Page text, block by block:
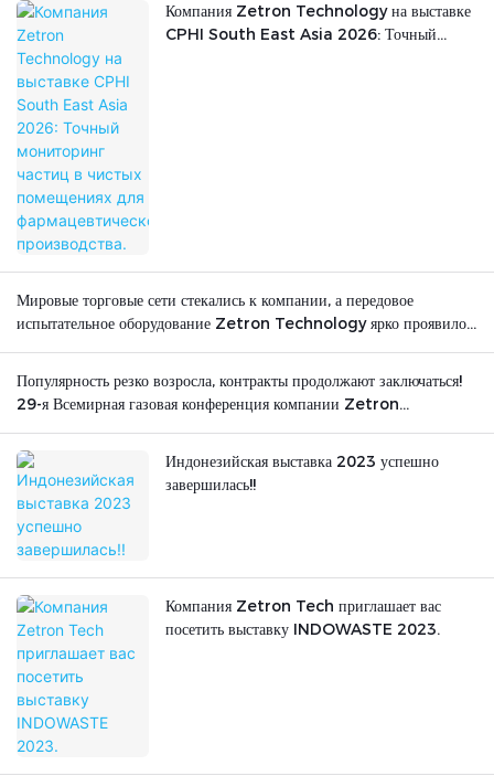
Компания Zetron Technology на выставке
CPHI South East Asia 2026: Точный
Мировые торговые сети стекались к компании, а передовое
испытательное оборудование Zetron Technology ярко проявило
Популярность резко возросла, контракты продолжают заключаться!
29-я Всемирная газовая конференция компании Zetron
Индонезийская выставка 2023 успешно
завершилась!!
Компания Zetron Tech приглашает вас
посетить выставку INDOWASTE 2023.